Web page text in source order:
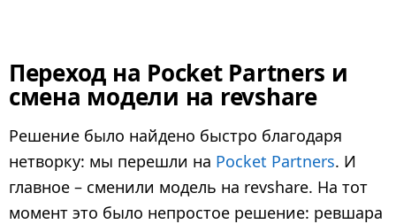
Переход на Pocket Partners и
смена модели на revshare
Решение было найдено быстро благодаря
нетворку: мы перешли на Pocket Partners. И
главное – сменили модель на revshare. На тот
момент это было непростое решение: ревшара